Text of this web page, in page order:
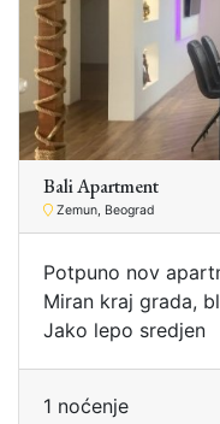
Bali Apartment
Zemun, Beograd
Potpuno nov
Miran kraj grada,
Jako lepo sredjen
1 noćenje